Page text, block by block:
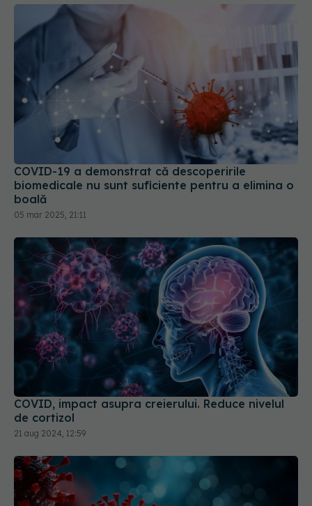
COVID-19 a demonstrat că descoperirile
biomedicale nu sunt suficiente pentru a elimina o
boală
05 mar 2025, 21:11
COVID, impact asupra creierului. Reduce nivelul
de cortizol
21 aug 2024, 12:59